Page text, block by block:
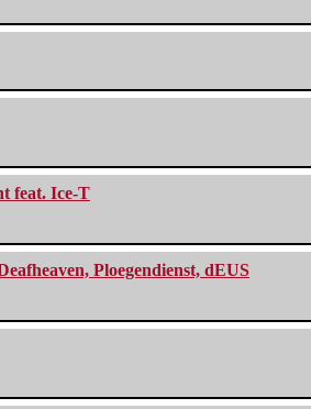
feat. Ice-T
Ploegendienst, dEUS